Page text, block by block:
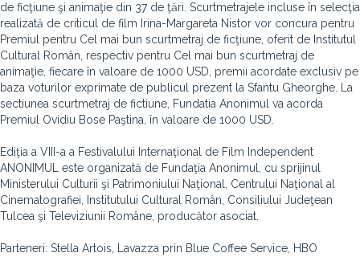
de ficţiune şi animaţie din 37 de ţări. Scurtmetrajele incluse în selecţia
realizată de criticul de film Irina-Margareta Nistor vor concura pentru
Premiul pentru Cel mai bun scurtmetraj de ficţiune, oferit de Institutul
Cultural Român, respectiv pentru Cel mai bun scurtmetraj de
animaţie, fiecare în valoare de 1000 USD, premii acordate exclusiv pe
baza voturilor exprimate de publicul prezent la Sfantu Gheorghe. La
sectiunea scurtmetraj de fictiune, Fundatia Anonimul va acorda
Premiul Ovidiu Bose Paştina, în valoare de 1000 USD.
Ediţia a VIII-a a Festivalului Internaţional de Film Independent
ANONIMUL este organizată de Fundaţia Anonimul, cu sprijinul
Ministerului Culturii şi Patrimoniului Naţional, Centrului Naţional al
Cinematografiei, Institutului Cultural Român, Consiliului Judeţean
Tulcea şi Televiziunii Române, producător asociat.
Parteneri: Stella Artois, Lavazza prin Blue Coffee Service, HBO